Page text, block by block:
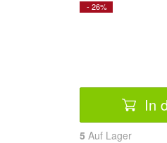
- 26%
In
5 Auf Lager